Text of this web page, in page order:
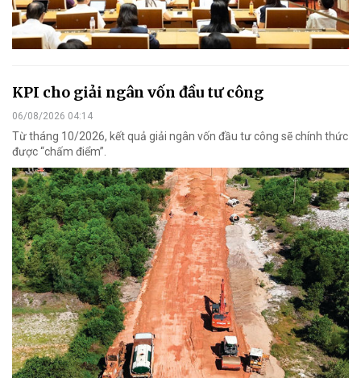
KPI cho giải ngân vốn đầu tư công
06/08/2026 04:14
Từ tháng 10/2026, kết quả giải ngân vốn đầu tư công sẽ chính thức
được “chấm điểm”.